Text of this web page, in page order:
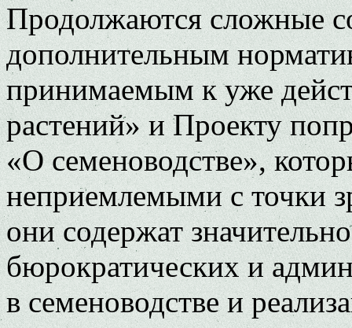
Продолжаются сложные
дополнительным
принимаемым к уже
растений» и Проекту
«О семеноводстве»,
неприемлемыми с точки
они содержат
бюрократических и
в семеноводстве и